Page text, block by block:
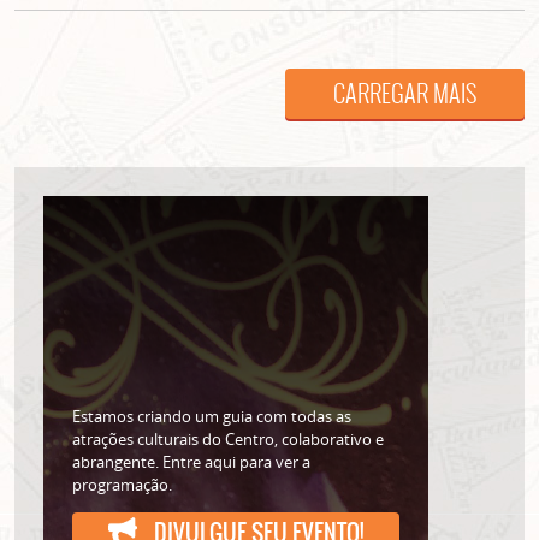
CARREGAR MAIS
Estamos criando um guia com todas as
atrações culturais do Centro, colaborativo e
abrangente. Entre aqui para ver a
programação.
DIVULGUE SEU EVENTO!
ASSINE GRATUITAMENTE
NOSSA NEWSLETTER!
Clique no botão abaixo para receber notícias sobre o
centro de São Paulo no seu email.
CLIQUE AQUI
não mostrar mais esse popup